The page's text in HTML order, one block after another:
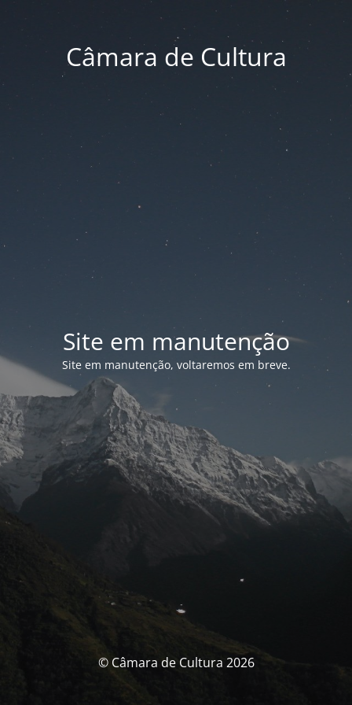
Câmara de Cultura
Site em manutenção
Site em manutenção, voltaremos em breve.
© Câmara de Cultura 2026